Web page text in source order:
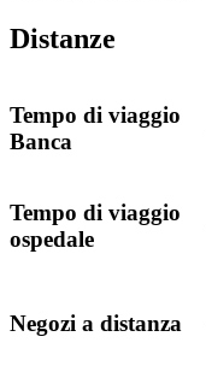
Distanze
Tempo di viaggio
Banca
Tempo di viaggio
ospedale
Negozi a distanza